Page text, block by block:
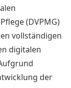
(DVPMG)
vollständigen
digitalen
der